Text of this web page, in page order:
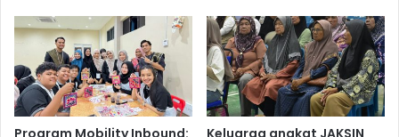
Program Mobility Inbound:
Keluarga angkat JAKSIN